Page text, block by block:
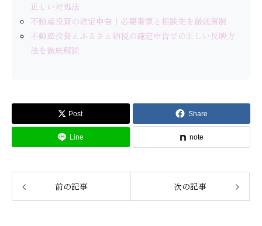
正しい対処法
不動産投資の確定申告｜必要書類と相談先を徹底解説
不動産投資とふるさと納税の確定申告での正しい反映方
法を徹底解説
Post Share
Line note
前の記事 次の記事